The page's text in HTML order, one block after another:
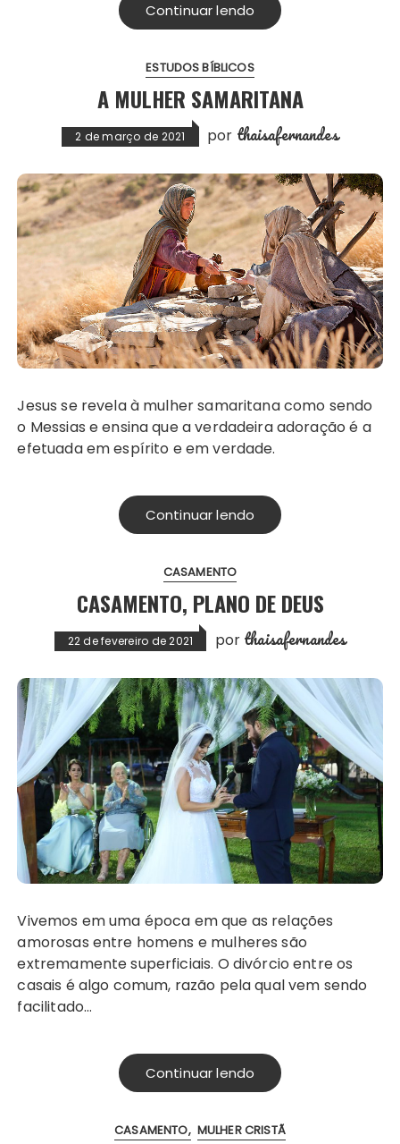
Continuar lendo
ESTUDOS BÍBLICOS
A MULHER SAMARITANA
2 de março de 2021 por thaisafernandes
Jesus se revela à mulher samaritana como sendo
o Messias e ensina que a verdadeira adoração é a
efetuada em espírito e em verdade.
Continuar lendo
CASAMENTO
CASAMENTO, PLANO DE DEUS
22 de fevereiro de 2021 por thaisafernandes
Vivemos em uma época em que as relações
amorosas entre homens e mulheres são
extremamente superficiais. O divórcio entre os
casais é algo comum, razão pela qual vem sendo
facilitado…
Continuar lendo
CASAMENTO MULHER CRISTÃ